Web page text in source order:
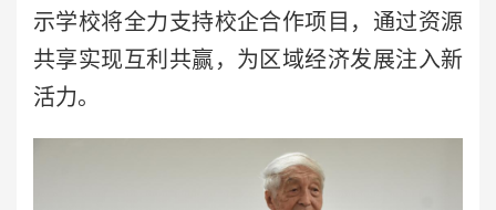
示学校将全力支持校企合作项目，通过资源
共享实现互利共赢，为区域经济发展注入新
活力。